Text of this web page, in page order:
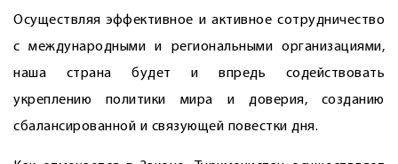
Осуществляя эффективное и активное сотрудничество
с международными и региональными организациями,
наша страна будет и впредь содействовать
укреплению политики мира и доверия, созданию
сбалансированной и связу­ющей повестки дня.